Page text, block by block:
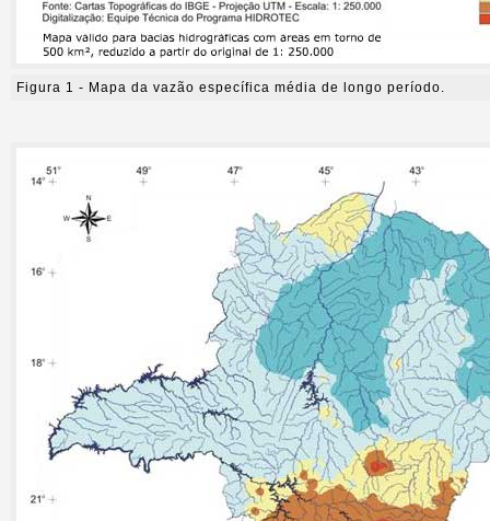
Figura 1 - Mapa da vazão específica média de longo período.